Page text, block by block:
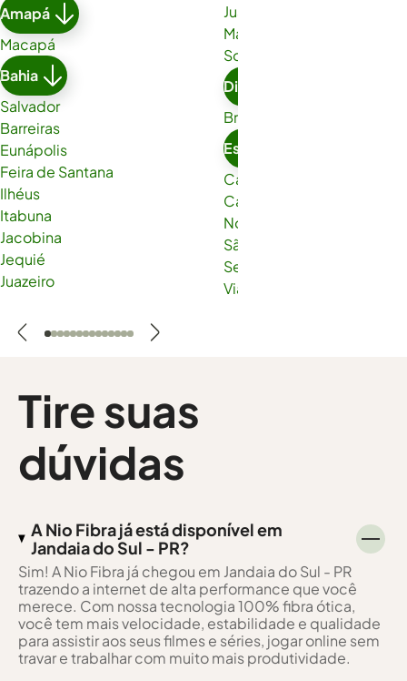
Amapá
Macapá
Bahia
Salvador
Barreiras
Eunápolis
Feira de Santana
Ilhéus
Itabuna
Jacobina
Jequié
Juazeiro
Juazeiro do Norte
Maracanaú
Sobral
Distrito Federal
Brasília
Espírito Santo
Cachoeiro de Itapemirim
Cariacica
Nova Venécia
São Gabriel da Palha
Serra
Viana
Tire suas
dúvidas
A Nio Fibra já está disponível em
Jandaia do Sul - PR?
Sim! A Nio Fibra já chegou em Jandaia do Sul - PR
trazendo a internet de alta performance que você
merece. Com nossa tecnologia 100% fibra ótica,
você tem mais velocidade, estabilidade e qualidade
para assistir aos seus filmes e séries, jogar online sem
travar e trabalhar com muito mais produtividade.